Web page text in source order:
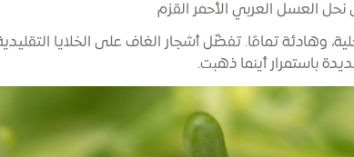
وهادئة تمامًا. تفضّل أشجار الغاف على الخلايا
باستمرار أينما ذهبت.